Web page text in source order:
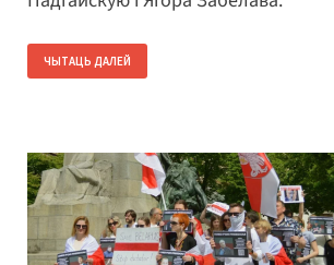
ЧЫТАЦЬ ДАЛЕЙ